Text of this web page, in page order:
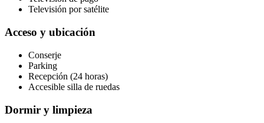
Televisión por satélite
Acceso y ubicación
Conserje
Parking
Recepción (24 horas)
Accesible silla de ruedas
Dormir y limpieza